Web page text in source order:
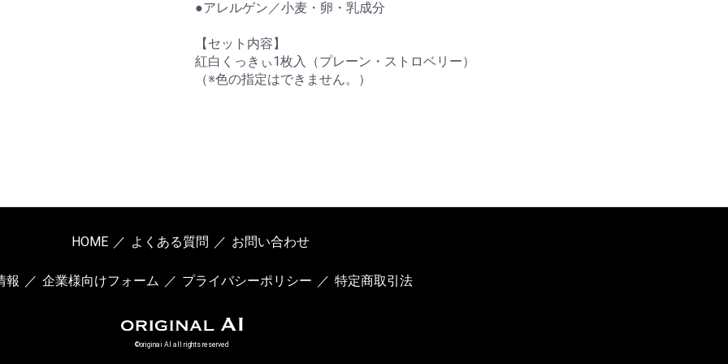
●アレルゲン／小麦・卵・乳成分
【セット内容】
紅白くっきぃ1枚入（プレーン・ストロベリー）
（※色の指定はできません。）
HOME よくある質問 お問い合わせ
報 企業様向けフォーム プライバシーポリシー 特定商取引法
©originai AI all rights reserved